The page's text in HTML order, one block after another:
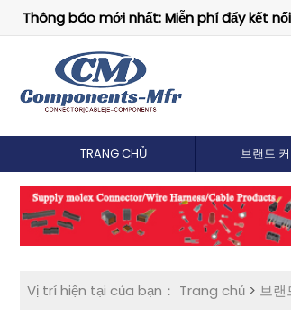
Thông báo mới nhất: Miễn phí đẩy kết
TRANG CHỦ 브랜드
Vị trí hiện tại của bạn： Trang chủ > 브랜